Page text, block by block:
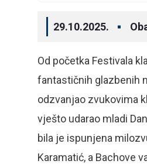
29.10.2025.
Od početka Festivala
fantastičnih glazbenih
odzvanjao zvukovima
vješto udarao mladi
bila je ispunjena
Karamatić, a Bachove